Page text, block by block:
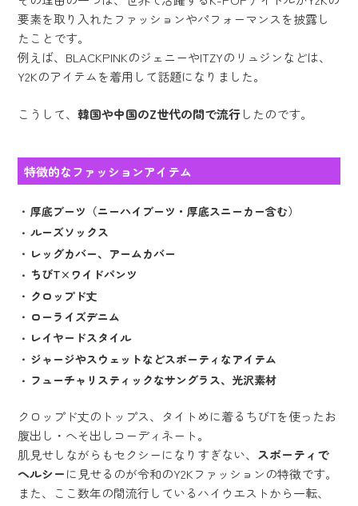
要素を取り入れたファッションやパフォーマンスを披露し
たことです。
例えば、BLACKPINKのジェニーやITZYのリュジンなどは、
Y2Kのアイテムを着用して話題になりました。
こうして、韓国や中国のZ世代の間で流行したのです。
特徴的なファッションアイテム
厚底ブーツ（ニーハイブーツ・厚底スニーカー含む）
ルーズソックス
レッグカバー、アームカバー
ちびT×ワイドパンツ
クロップド丈
ローライズデニム
レイヤードスタイル
ジャージやスウェットなどスポーティなアイテム
フューチャリスティックなサングラス、光沢素材
クロップド丈のトップス、タイトめに着るちびTを使ったお
腹出し・へそ出しコーディネート。
肌見せしながらもセクシーになりすぎない、 スポーティで
ヘルシーに見せるのが令和のY2Kファッションの特徴です。
また、ここ数年の間流行しているハイウエストから一転、